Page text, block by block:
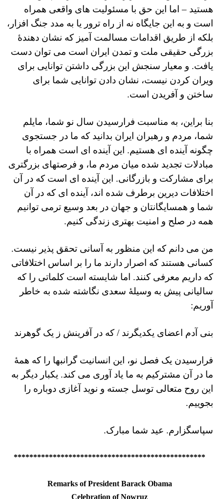
هستید – اما این حق با مسئولیت های واقعی همراه
است و به این جایگاه نه از راه ترور یا به مدد جنگ افزار،
بلکه از طریق اقدامات مسالمت آمیز که نشان دهندۀ
بزرگی حقیقی ملت و تمدن ایران است می توان دست
یافت. و معیار سنجش این بزرگی داشتن توانایی برای
ویران کردن نیست، نشان دادن توانایی شما برای
ساختن و آفریدن است.
بنا براین، به مناسبت فرارسیدن سال نو شما، مایلم
شما، مردم و رهبران ایران بدانید که ما در جستجوی
چگونه آینده ای هستیم. این آینده ای است همراه با
مبادلات تجدید شده میان مردم ما، و فرصتهای بزرگتری
برای مشارکت و بازرگانی. این آینده ای است که در آن
اختلافات دیرین برطرف شده اند، آینده ای که در آن
شما و همسایگانتان و جهان در بعد وسیع تر می توانیم
همه در صلح و امنیت بهتری زندگی کنیم.
من می دانم که این منظور به آسانی تحقق پذیر نیست.
کسانی هستند که اصرار دارند ما را بر اساس اختلافاتی
که داریم معرفی کنند. اما شایسته است کلماتی را که
سالیانی پیش به وسیلۀ سعدی نگاشته شده به خاطر
آوریم:
بنی آدم اعضای یکدیگرند / که در آفرینش ز یک گوهرند
فرارسیدن یک فصل نو، این انسانیت گرانبها را که همۀ
ما در آن مشترکیم به ما یاد آوری می کند. یکبار دیگر به
این روح متعالی توسل جسته و نوید آغازی دوباره را
بجوییم.
سپاسگزارم. عید شما مبارک.
*************************************************
Remarks of President Barack Obama
Celebration of Nowruz